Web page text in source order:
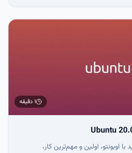
۱ دقیقه
اوبونتو، اولین و مهم‌ترین کار،